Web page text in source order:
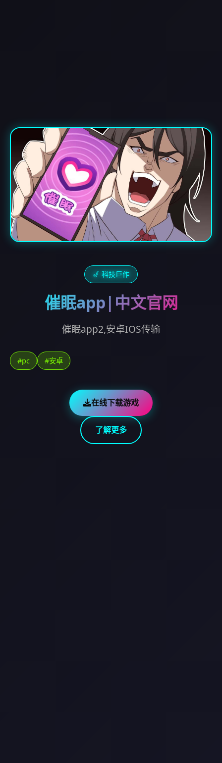
🎷 科技巨作
催眠app|中文官网
催眠app2,安卓IOS传输
#pc #安卓
在线下载游戏
了解更多